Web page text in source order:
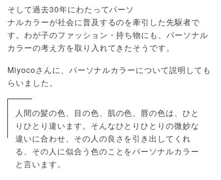
そして過去30年にわたってパーソ
ナルカラーが社会に普及するのを牽引した先駆者で
す。わが子のファッション・持ち物にも、パーソナル
カラーの考え方を取り入れてきたそうです。
Miyocoさんに、パーソナルカラーについて説明しても
らいました。
人間の髪の色、目の色、肌の色、唇の色は、ひと
りひとり違います。そんなひとりひとりの微妙な
違いに合わせ、その人の良さを引き出してくれ
る、その人に似合う色のことをパーソナルカラー
と言います。